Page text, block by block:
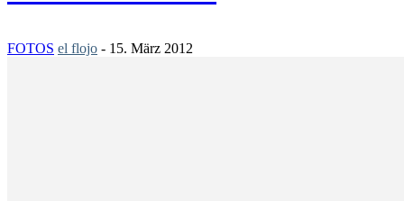
FOTOS el flojo - 15. März 2012